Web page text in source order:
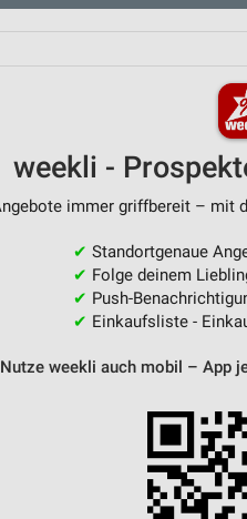
weekli -
immer griffbereit – mit
✔ Standortgenaue
✔ Folge deinem
✔ Push-
✔ Einkaufsliste -
Nutze weekli auch mobil – App